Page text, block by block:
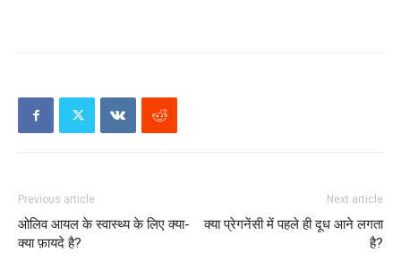
Previous article
ओलिव आयल के स्वास्थ्य के लिए क्या-
क्या फ़ायदे है?
Next article
क्या प्रेगनेंसी में पहले ही दूध आने लगता
है?